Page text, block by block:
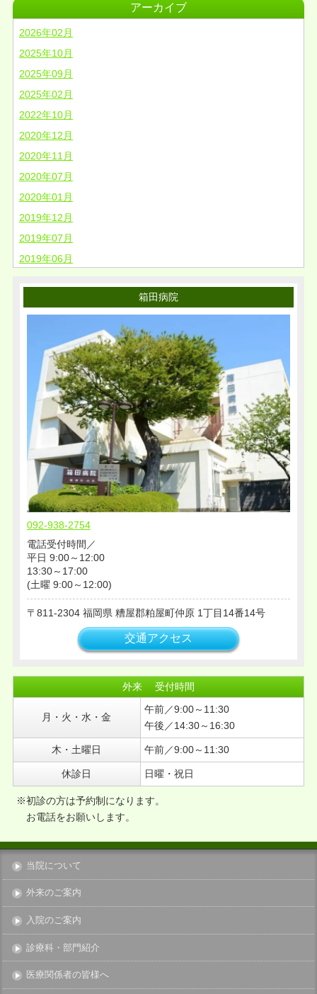
アーカイブ
2026年02月
2025年10月
2025年09月
2025年02月
2022年10月
2020年12月
2020年11月
2020年07月
2020年01月
2019年12月
2019年07月
2019年06月
2018年08月
2018年05月
2018年04月
2018年02月
2018年01月
2017年12月
2017年11月
2017年09月
2017年08月
2017年04月
2016年12月
2016年11月
2016年09月
2016年07月
2015年11月
2015年08月
2015年07月
箱田病院
092-938-2754
電話受付時間／
平日 9:00～12:00
13:30～17:00
(土曜 9:00～12:00)
811-2304 福岡県 糟屋郡粕屋町仲原 1丁目14番14号
交通アクセス
外来 受付時間
月・火・水・金
午前／9:00～11:30
午後／14:30～16:30
木・土曜日 午前／9:00～11:30
休診日 日曜・祝日
※初診の方は予約制になります。
お電話をお願いします。
当院について
外来のご案内
入院のご案内
診療科・部門紹介
医療関係者の皆様へ